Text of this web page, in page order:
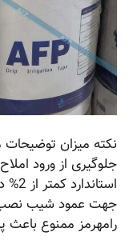
جلوگیری از ورود
جهت عمود شیب نصب
رامهرمز ممنوع باعث